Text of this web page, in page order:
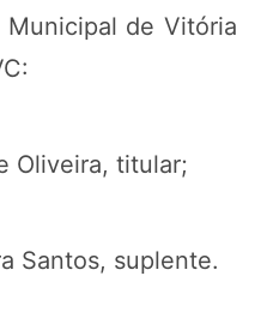
Municipal de Vitória
Oliveira, titular;
Santos, suplente.